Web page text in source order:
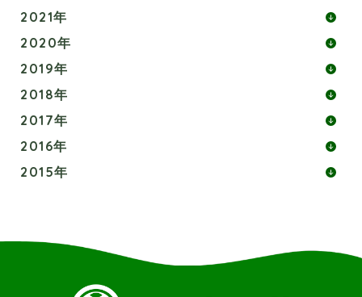
2021年
2020年
2019年
2018年
2017年
2016年
2015年